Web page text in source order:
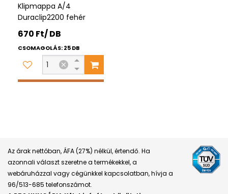
Klipmappa A/4
Duraclip2200 fehér
670 Ft/ DB
CSOMAGOLÁS: 25 DB
Az árak nettóban, ÁFA (27%) nélkül, értendő. Ha
azonnali választ szeretne a termékekkel, a
webáruházzal vagy cégünkkel kapcsolatban, hívja a
96/513-685 telefonszámot.